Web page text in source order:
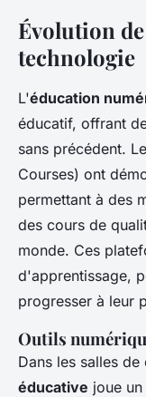
Évolution
technologie
L'éducation
éducatif, offrant
sans précédent.
Courses) ont
permettant à des
des cours de
monde. Ces
d'apprentissage,
progresser à leur
Outils
Dans les salles
éducative joue